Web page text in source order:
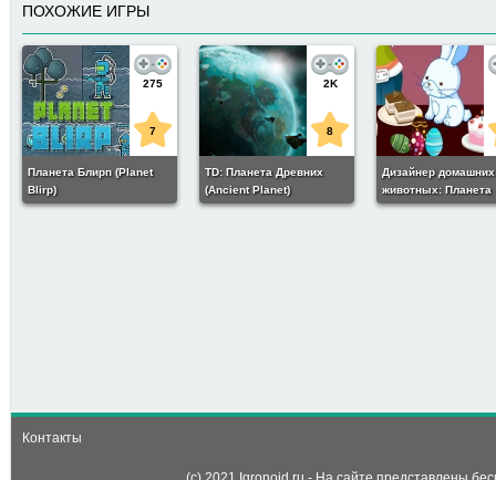
ПОХОЖИЕ ИГРЫ
275
7
Планета Блирп (Planet
Blirp)
2K
8
TD: Планета Древних
(Ancient Planet)
Дизайнер домашних
животных: Планета
слонов (Pet Home
Контакты